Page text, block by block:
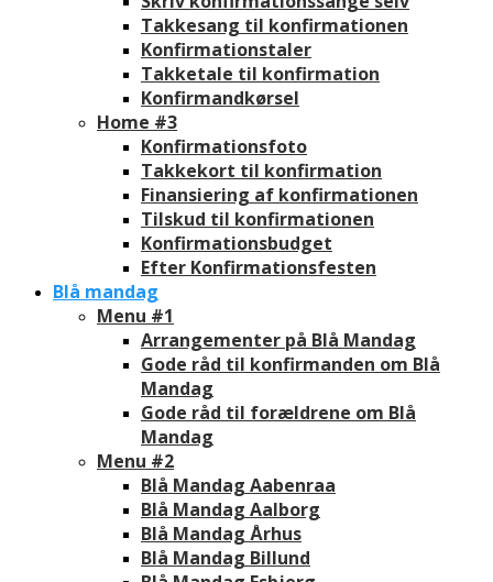
Takkesang til konfirmationen
Konfirmationstaler
Takketale til konfirmation
Konfirmandkørsel
Home #3
Konfirmationsfoto
Takkekort til konfirmation
Finansiering af konfirmationen
Tilskud til konfirmationen
Konfirmationsbudget
Efter Konfirmationsfesten
Blå mandag
Menu #1
Arrangementer på Blå Mandag
Gode råd til konfirmanden om Blå
Mandag
Gode råd til forældrene om Blå
Mandag
Menu #2
Blå Mandag Aabenraa
Blå Mandag Aalborg
Blå Mandag Århus
Blå Mandag Billund